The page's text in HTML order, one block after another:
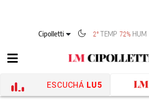
Cipolletti 2°TEMP 72% HUM
ESCUCHÁ LU5